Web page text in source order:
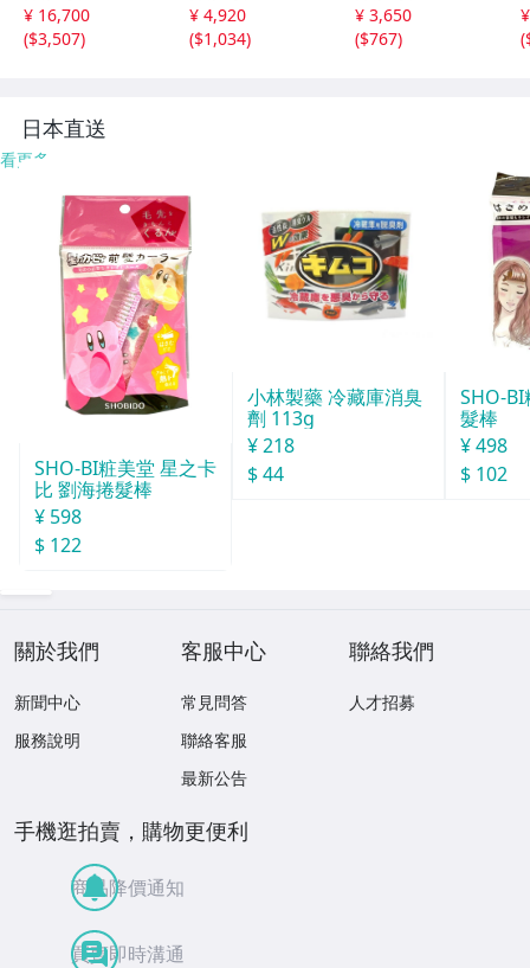
ークアウト用イン
ターバルタイマ
¥ 16,700
($3,507)
-CT82-TWH | あ
の&#34;たまごっ
¥ 4,920
($1,034)
マー ブルー TD-4
20 BL きれいにラ
¥ 3,650
($767)
(
日本直送
看更多
SHO-BI粧美堂 星之卡
比 劉海捲髮棒
¥ 598
$ 122
小林製藥 冷藏庫消臭
劑 113g
¥ 218
$ 44
SHO-
髮棒
¥ 498
$ 102
關於我們
新聞中心
服務說明
客服中心
常見問答
聯絡客服
最新公告
聯絡我們
人才招募
手機逛拍賣，購物更便利
商品降價通知
買賣即時溝通